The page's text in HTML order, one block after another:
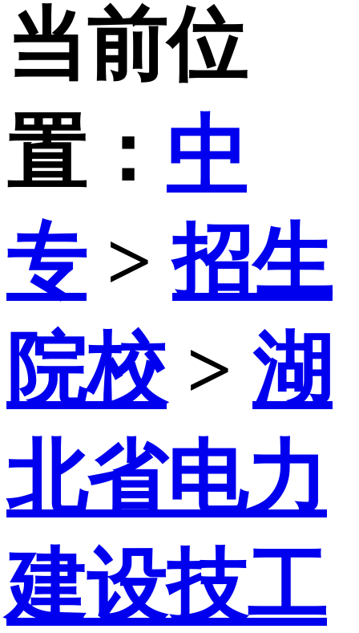
当前位
置： 中
专>招生
院校 > 湖
北省电力
建设技工